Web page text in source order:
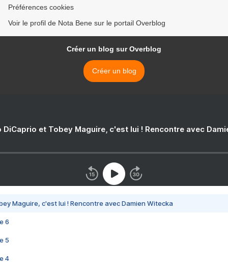
Préférences cookies
Voir le profil de Nota Bene sur le portail Overblog
Créer un blog sur Overblog
Créer un blog
DiCaprio et Tobey Maguire, c'est lui ! Rencontre avec
Maguire, c'est lui ! Rencontre avec Damien Witecka
6
5
4